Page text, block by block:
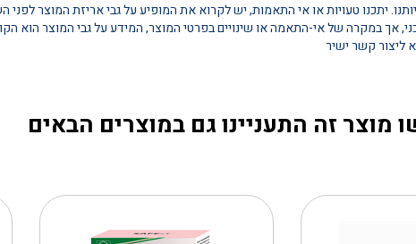
יתכנו טעויות או אי התאמות, יש לקרוא את המופיע על גבי אריזת המוצר לפני
אך במקרה של אי-התאמה או שינויים בפרטי המוצר, המידע על גבי המוצר הוא
מוצר זה התעניינו גם במוצרים הבאים